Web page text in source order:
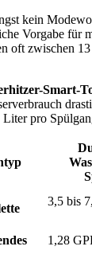
kein
Vorgabe für
oft zwischen
Smart-
pro
3,5 bis
1,28